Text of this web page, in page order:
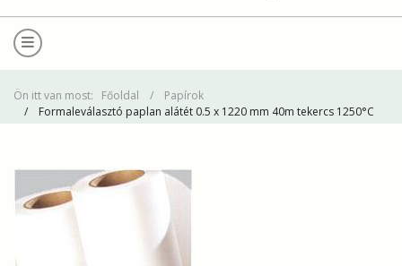
Ön itt van most: Főoldal
Papírok
Formaleválasztó paplan alátét 0.5 x 1220 mm 40m tekercs 1250°C